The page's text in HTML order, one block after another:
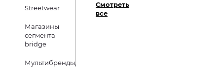
Streetwear
Магазины
сегмента
bridge
Мультибренды,
Смотреть
все